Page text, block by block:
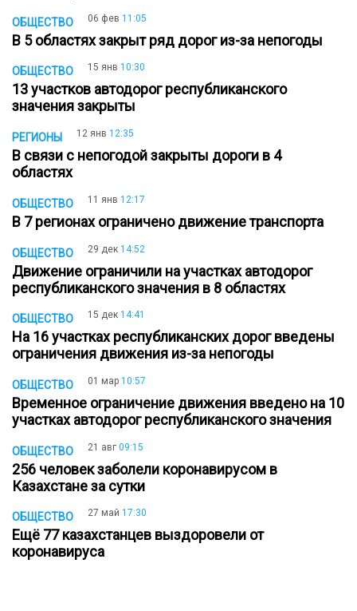
ОБЩЕСТВО 06 фев 11:05
В 5 областях закрыт ряд дорог из-за непогоды
ОБЩЕСТВО 15 янв 10:30
13 участков автодорог республиканского
значения закрыты
РЕГИОНЫ 12 янв 12:35
В связи с непогодой закрыты дороги в 4
областях
ОБЩЕСТВО 11 янв 12:17
В 7 регионах ограничено движение транспорта
ОБЩЕСТВО 29 дек 14:52
Движение ограничили на участках автодорог
республиканского значения в 8 областях
ОБЩЕСТВО 15 дек 14:41
На 16 участках республиканских дорог введены
ограничения движения из-за непогоды
ОБЩЕСТВО 01 мар 10:57
Временное ограничение движения введено на 10
участках автодорог республиканского значения
ОБЩЕСТВО 21 авг 09:15
256 человек заболели коронавирусом в
Казахстане за сутки
ОБЩЕСТВО 27 май 17:30
Ещё 77 казахстанцев выздоровели от
коронавируса